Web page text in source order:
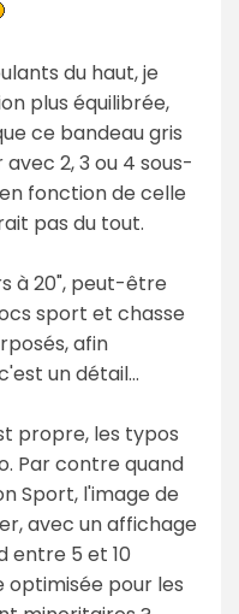
du haut, je
plus équilibrée,
ce bandeau gris
2, 3 ou 4 sous-
fonction de celle
pas du tout.
à 20", peut-être
sport et chasse
afin
un détail…
propre, les typos
Par contre quand
Sport, l'image de
avec un affichage
entre 5 et 10
pour les